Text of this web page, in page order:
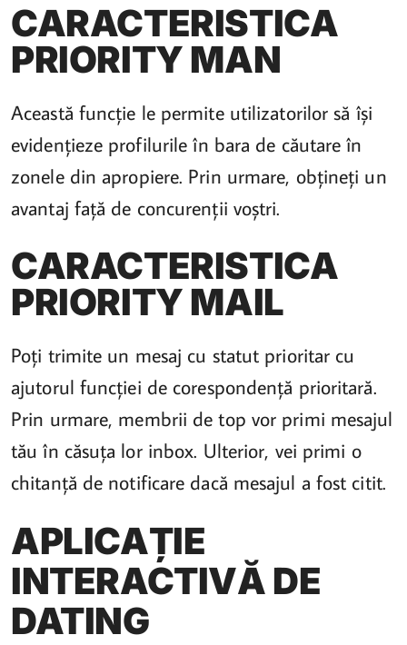
CARACTERISTICA
PRIORITY MAN
Această funcție le permite utilizatorilor să își
evidențieze profilurile în bara de căutare în
zonele din apropiere. Prin urmare, obțineți un
avantaj față de concurenții voștri.
CARACTERISTICA
PRIORITY MAIL
Poți trimite un mesaj cu statut prioritar cu
ajutorul funcției de corespondență prioritară.
Prin urmare, membrii de top vor primi mesajul
tău în căsuța lor inbox. Ulterior, vei primi o
chitanță de notificare dacă mesajul a fost citit.
APLICAȚIE
INTERACTIVĂ DE
DATING